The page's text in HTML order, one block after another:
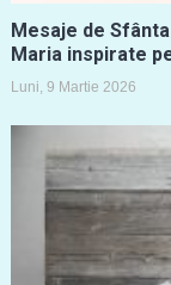
Mesaje de
Maria inspirate
Luni, 9 Martie 2026